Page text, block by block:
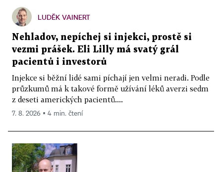
LUDĚK VAINERT
Nehladov, nepíchej si injekci, prostě si
vezmi prášek. Eli Lilly má svatý grál
pacientů i investorů
Injekce si běžní lidé sami píchají jen velmi neradi. Podle
průzkumů má k takové formě užívání léků averzi sedm
z deseti amerických pacientů....
7. 8. 2026 ▪ 4 min. čtení